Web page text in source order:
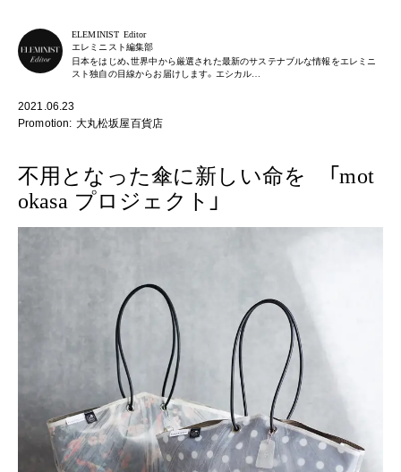
ELEMINIST Editor
エレミニスト編集部
日本をはじめ、世界中から厳選された最新のサステナブルな情報をエレミニ
スト独自の目線からお届けします。エシカル…
2021.06.23
Promotion: 大丸松坂屋百貨店
不用となった傘に新しい命を 「mot
okasa プロジェクト」